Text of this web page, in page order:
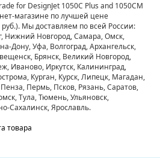
for DesignJet 1050C Plus and 1050CM
магазине по лучшей цене
. Мы доставляем по всей России:
Нижний Новгород, Самара, Омск,
Дону, Уфа, Волгоград, Архангельск,
Брянск, Великий Новгород,
Иваново, Иркутск, Калининград,
Курган, Курск, Липецк, Магадан,
Пермь, Псков, Рязань, Саратов,
Тула, Тюмень, Ульяновск,
Сахалинск, Ярославль.
товара